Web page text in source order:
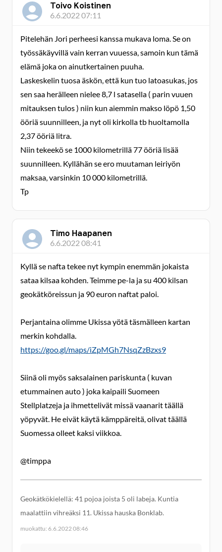
Toivo Koistinen
6.6.2022 07:11
Pitelehän Jori perheesi kanssa mukava loma. Se on
työssäkäyvillä vain kerran vuuessa, samoin kun tämä
elämä joka on ainutkertainen puuha.
Laskeskelin tuosa äskön, että kun tuo latoasukas, jos
sen saa herälleen nielee 8,7 l satasella ( parin vuuen
mitauksen tulos ) niin kun aiemmin makso löpö 1,50
ööriä suunnilleen, ja nyt oli kirkolla tb huoltamolla
2,37 ööriä litra.
Niin tekeekö se 1000 kilometrillä 77 ööriä lisää
suunnilleen. Kyllähän se ero muutaman leiriyön
maksaa, varsinkin 10 000 kilometrillä.
Tp
Timo Haapanen
6.6.2022 08:41
Kyllä se nafta tekee nyt kympin enemmän jokaista
sataa kilsaa kohden. Teimme pe-la ja su 400 kilsan
geokätköreissun ja 90 euron naftat paloi.
Perjantaina olimme Ukissa yötä täsmälleen kartan
merkin kohdalla.
https://goo.gl/maps/iZpMGh7NsqZzBzxs9
Siinä oli myös saksalainen pariskunta ( kuvan
etummainen auto ) joka kaipaili Suomeen
Stellplatzeja ja ihmettelivät missä vaanarit täällä
yöpyvät. He eivät käytä kämppäreitä, olivat täällä
Suomessa olleet kaksi viikkoa.
@timppa
Geokätkökielellä: 41 pojoa joista 5 oli labeja. Kuntia
maalattiin vihreäksi 11. Ukissa hauska Bonklab.
muokattu: 6.6.2022 08:46